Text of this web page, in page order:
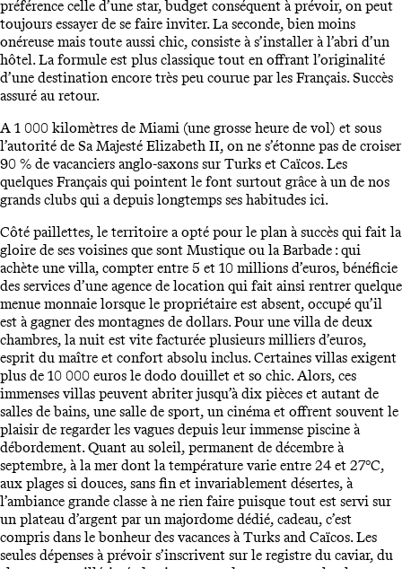
préférence celle d’une star, budget conséquent à prévoir, on peut
toujours essayer de se faire inviter. La seconde, bien moins
onéreuse mais toute aussi chic, consiste à s’installer à l’abri d’un
hôtel. La formule est plus classique tout en offrant l’originalité
d’une destination encore très peu courue par les Français. Succès
assuré au retour.
A 1 000 kilomètres de Miami (une grosse heure de vol) et sous
l’autorité de Sa Majesté Elizabeth II, on ne s’étonne pas de croiser
90 % de vacanciers anglo-saxons sur Turks et Caïcos. Les
quelques Français qui pointent le font surtout grâce à un de nos
grands clubs qui a depuis longtemps ses habitudes ici.
Côté paillettes, le territoire a opté pour le plan à succès qui fait la
gloire de ses voisines que sont Mustique ou la Barbade : qui
achète une villa, compter entre 5 et 10 millions d’euros, bénéficie
des services d’une agence de location qui fait ainsi rentrer quelque
menue monnaie lorsque le propriétaire est absent, occupé qu’il
est à gagner des montagnes de dollars. Pour une villa de deux
chambres, la nuit est vite facturée plusieurs milliers d’euros,
esprit du maître et confort absolu inclus. Certaines villas exigent
plus de 10 000 euros le dodo douillet et so chic. Alors, ces
immenses villas peuvent abriter jusqu’à dix pièces et autant de
salles de bains, une salle de sport, un cinéma et offrent souvent le
plaisir de regarder les vagues depuis leur immense piscine à
débordement. Quant au soleil, permanent de décembre à
septembre, à la mer dont la température varie entre 24 et 27°C,
aux plages si douces, sans fin et invariablement désertes, à
l’ambiance grande classe à ne rien faire puisque tout est servi sur
un plateau d’argent par un majordome dédié, cadeau, c’est
compris dans le bonheur des vacances à Turks and Caïcos. Les
seules dépenses à prévoir s’inscrivent sur le registre du caviar, du